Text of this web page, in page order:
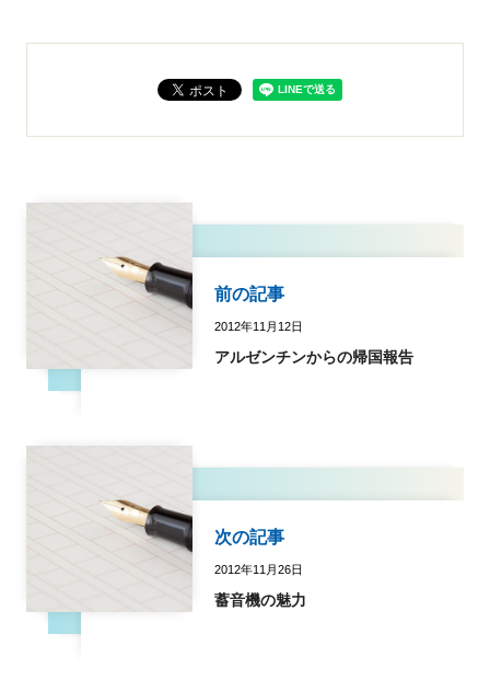
前の記事
2012年11月12日
アルゼンチンからの帰国報告
次の記事
2012年11月26日
蓄音機の魅力